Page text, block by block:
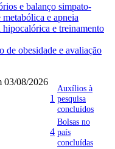
e balanço simpato-
e apneia
e treinamento
de obesidade e avaliação
03/08/2026
1
Auxílios à
pesquisa
concluídos
4
Bolsas no
país
concluídas